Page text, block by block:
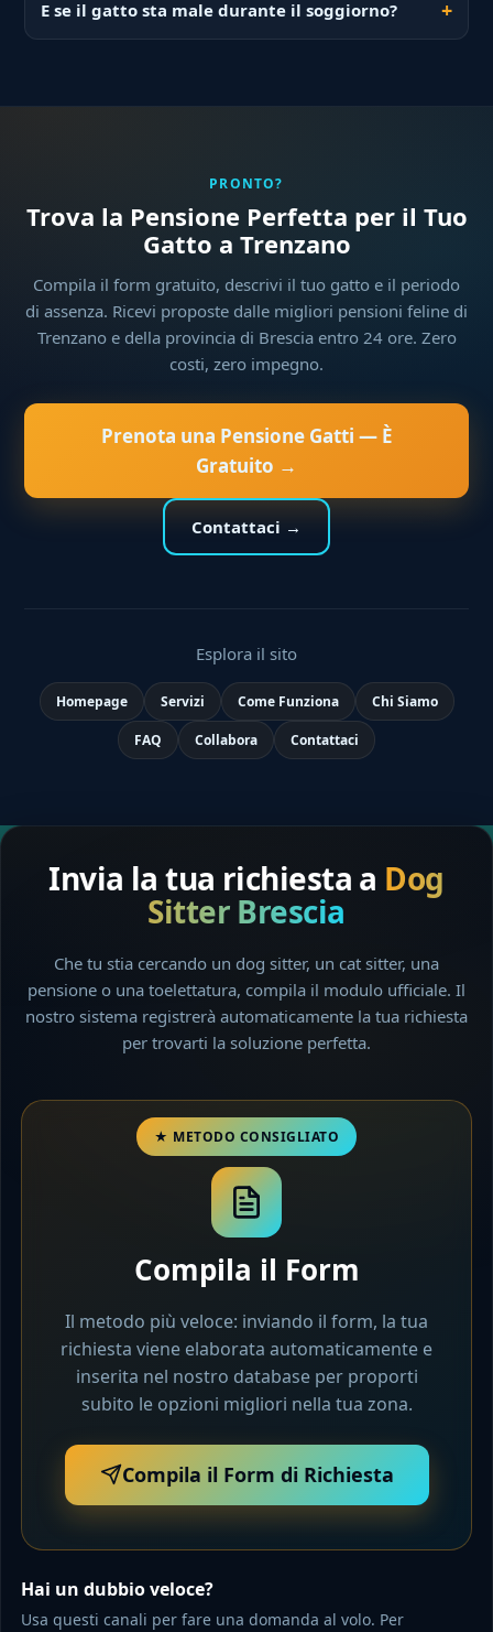
E se il gatto sta male durante il soggiorno?
PRONTO?
Trova la Pensione Perfetta per il Tuo
Gatto a Trenzano
Compila il form gratuito, descrivi il tuo gatto e il periodo
di assenza. Ricevi proposte dalle migliori pensioni feline di
Trenzano e della provincia di Brescia entro 24 ore. Zero
costi, zero impegno.
Prenota una Pensione Gatti — È
Gratuito →
Contattaci →
Esplora il sito
Homepage Servizi Come Funziona Chi Siamo
FAQ Collabora Contattaci
Invia la tua richiesta a Dog
Sitter Brescia
Che tu stia cercando un dog sitter, un cat sitter, una
pensione o una toelettatura, compila il modulo ufficiale. Il
nostro sistema registrerà automaticamente la tua richiesta
per trovarti la soluzione perfetta.
Compila il Form
Il metodo più veloce: inviando il form, la tua
richiesta viene elaborata automaticamente e
inserita nel nostro database per proporti
subito le opzioni migliori nella tua zona.
Compila il Form di Richiesta
Hai un dubbio veloce?
Usa questi canali per fare una domanda al volo. Per